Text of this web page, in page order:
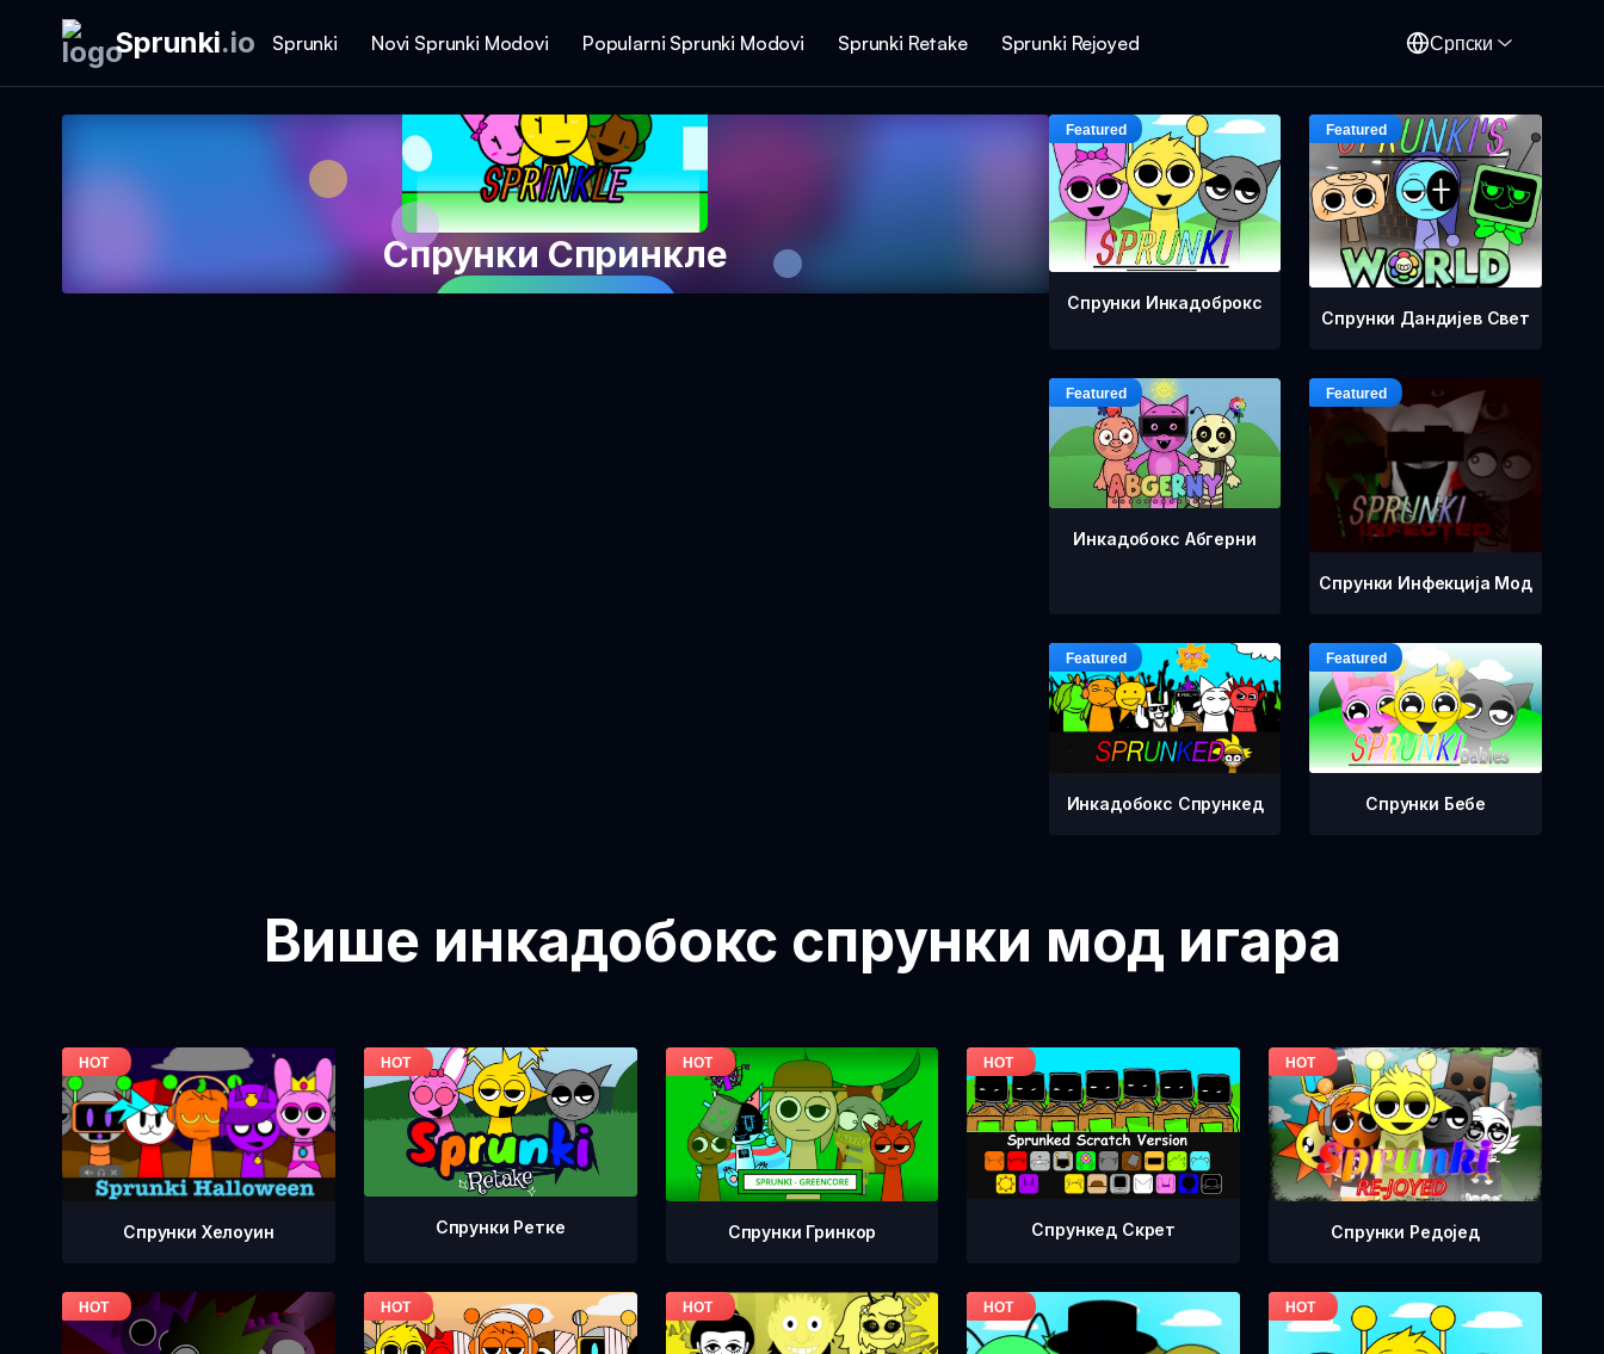
Sprunki.io Sprunki Novi Sprunki Modovi Popularni Sprunki Modovi Sprunki Retake Sprunki Rejoyed Српски
Спрунки Спринкле
Спрунки Инкадоброкс
Спрунки Дандијев Свет
Инкадобокс Абгерни
Спрунки Инфекција Мод
Инкадобокс Спрункед Спрунки Бебе
Више инкадобокс спрунки мод игара
Спрунки Хелоуин Спрунки Ретке Спрунки Гринкор Спрункед Скрет Спрунки Редоjед